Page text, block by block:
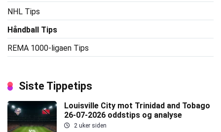
NHL Tips
Håndball Tips
REMA 1000-ligaen Tips
Siste Tippetips
Louisville City mot Trinidad and Tobago
26-07-2026 oddstips og analyse
2 uker siden